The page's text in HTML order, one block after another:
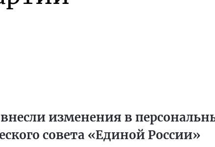
изменения в
совета «Единой России»